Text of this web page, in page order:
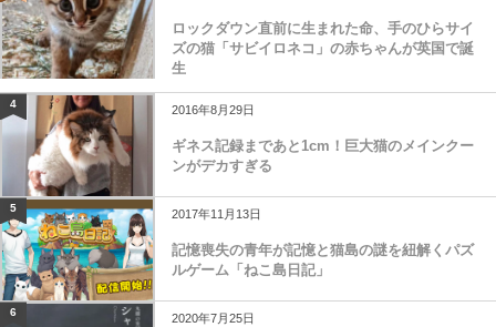
ロックダウン直前に生まれた命、手のひらサイ
ズの猫「サビイロネコ」の赤ちゃんが英国で誕
生
4 2016年8月29日
ギネス記録まであと1cm！巨大猫のメインクー
ンがデカすぎる
5 2017年11月13日
記憶喪失の青年が記憶と猫島の謎を紐解くパズ
ルゲーム「ねこ島日記」
6 2020年7月25日